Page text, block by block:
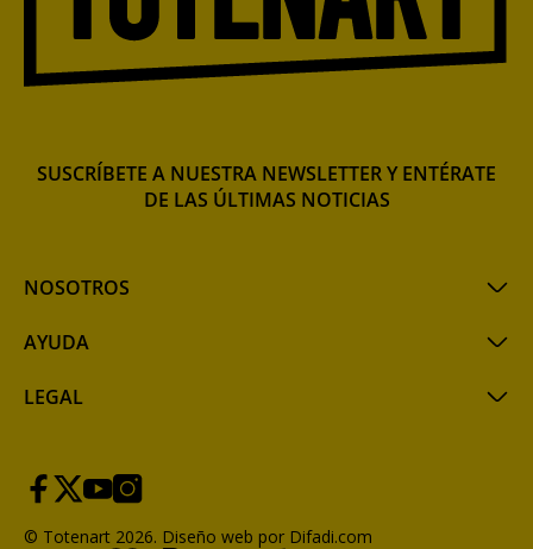
NOSOTROS
AYUDA
LEGAL
SUSCRÍBETE A NUESTRA NEWSLETTER Y ENTÉRATE
DE LAS ÚLTIMAS NOTICIAS
© Totenart 2026. Diseño web por Difadi.com